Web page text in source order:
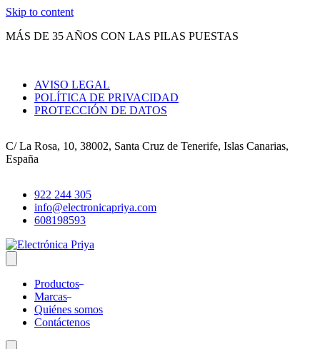
Skip to content
MÁS DE 35 AÑOS CON LAS PILAS PUESTAS
AVISO LEGAL
POLÍTICA DE PRIVACIDAD
PROTECCIÓN DE DATOS
C/ La Rosa, 10, 38002, Santa Cruz de Tenerife, Islas Canarias,
España
922 244 305
info@electronicapriya.com
608198593
Productos
Marcas
Quiénes somos
Contáctenos